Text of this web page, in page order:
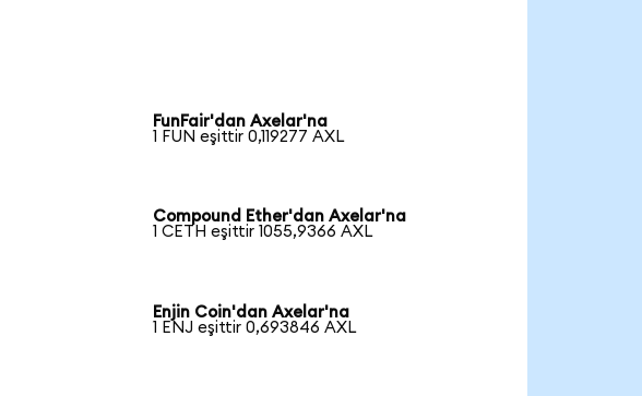
FunFair'dan Axelar'na
1 FUN eşittir 0,119277 AXL
Compound Ether'dan Axelar'na
1 CETH eşittir 1055,9366 AXL
Enjin Coin'dan Axelar'na
1 ENJ eşittir 0,693846 AXL